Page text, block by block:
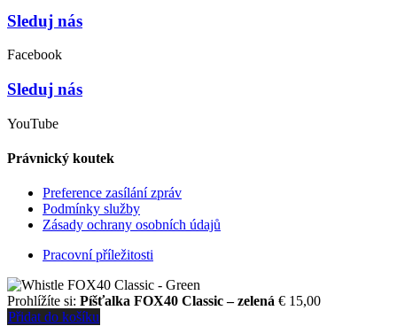
Sleduj nás
Facebook
Sleduj nás
YouTube
Právnický koutek
Preference zasílání zpráv
Podmínky služby
Zásady ochrany osobních údajů
Pracovní příležitosti
Prohlížíte si: Píšťalka FOX40 Classic – zelená € 15,00
Přidat do košíku